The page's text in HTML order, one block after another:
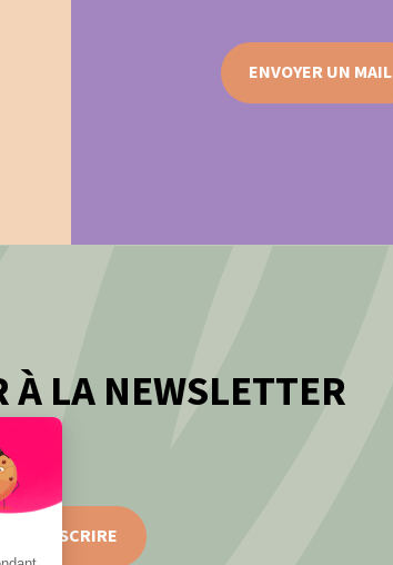
ENVOYER UN MAIL
LA NEWSLETTER
S'INSCRIRE